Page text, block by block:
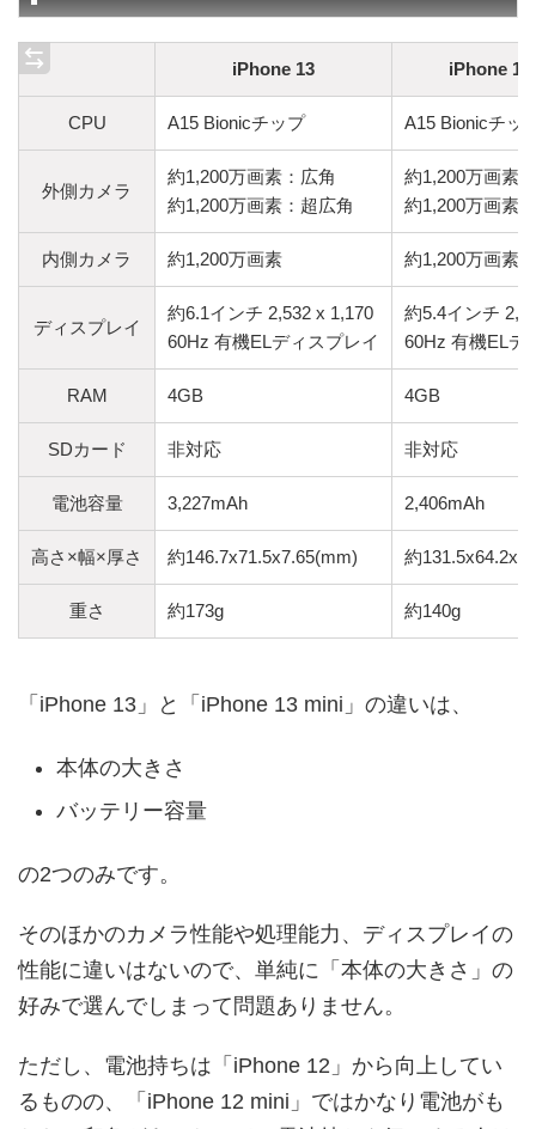
iPhone 13 iPhone
CPU A15 Bionicチップ A15 Bionicチッ
外側カメラ
約1,200万画素：広角
約1,200万画素：超広角
約1,200万画素
約1,200万画素
内側カメラ 約1,200万画素 約1,200万画素
ディスプレイ
約6.1インチ 2,532 x 1,170
60Hz 有機ELディスプレイ
約5.4インチ
60Hz 有機ELデ
RAM 4GB 4GB
SDカード 非対応 非対応
電池容量 3,227mAh 2,406mAh
高さ×幅×厚さ 約146.7x71.5x7.65(mm) 約
重さ 約173g 約140g
「iPhone 13」と「iPhone 13 mini」の違いは、
本体の大きさ
バッテリー容量
の2つのみです。
そのほかのカメラ性能や処理能力、ディスプレイの
性能に違いはないので、単純に「本体の大きさ」の
好みで選んでしまって問題ありません。
ただし、電池持ちは「iPhone 12」から向上してい
るものの、「iPhone 12 mini」ではかなり電池がも